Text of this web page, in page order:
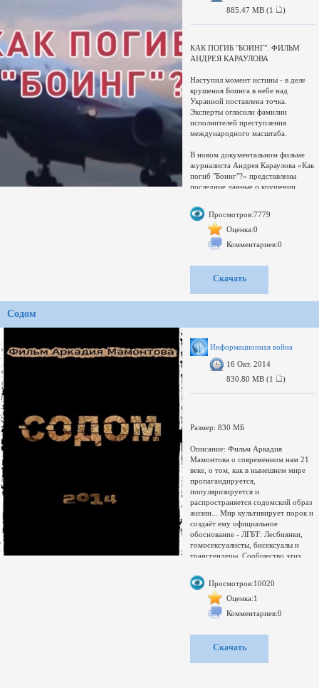
885.47 MB (1
)
КАК ПОГИБ "БОИНГ". ФИЛЬМ
АНДРЕЯ КАРАУЛОВА
Наступил момент истины - в деле
крушения Боинга в небе над
Украиной поставлена точка.
Эксперты огласили фамилии
исполнителей преступления
международного масштаба.
В новом документальном фильме
журналиста Андрея Караулова «Как
погиб "Боинг"?» представлены
последние данные о крушении
Украиной. В ходе независимого
расследования экспертами были
получены доказательства
присутствия в воздушном
пространстве Украины 17 июля
06,07,08 и 38. Стоит отметить, что
украинский Генеральный штаб
упорно отрицал присутствие
В фильме приводятся
многочисленные свидетельства и
доказательства вины украинских
ВВС в крушении малазийского
Просмотров:7779
Оценка:0
Комментариев:0
Скачать
Содом
Информационная война
16 Окт. 2014
830.80 MB (1
)
Размер: 830 МБ
Описание: Фильм Аркадия
Мамонтова о современном нам 21
веке, о том, как в нынешнем мире
пропагандируется,
популяризируется и
распространяется содомский образ
жизни... Мир культивирует порок и
создаёт ему официальное
обоснование - ЛГБТ: Лесбиянки,
гомосексуалисты, бисексуалы и
трансгендеры. Сообщество этих
нравственные устои традиционной
семьи. Зло называют добродетелью,
тьму - светом, порок и разврат
возводят в боги. Грех пытаются
оправдать эстетикой.
AVC (x264), High@L3.1, 1818
Кбит/с, 0.079 bit/pixel
Просмотров:10020
Оценка:1
Комментариев:0
Скачать